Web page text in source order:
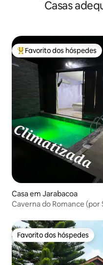
Casas
Favoritos dos hóspedes
Favorito dos hóspedes
Casa em Jarabacoa
Caverna do Romance (por
Favorito dos hóspedes
Favorito dos hóspedes